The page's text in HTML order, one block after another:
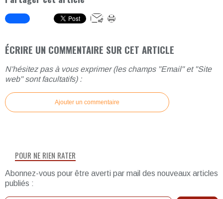
ÉCRIRE UN COMMENTAIRE SUR CET ARTICLE
N'hésitez pas à vous exprimer (les champs "Email" et "Site
web" sont facultatifs) :
Ajouter un commentaire
POUR NE RIEN RATER
Abonnez-vous pour être averti par mail des nouveaux articles
publiés :